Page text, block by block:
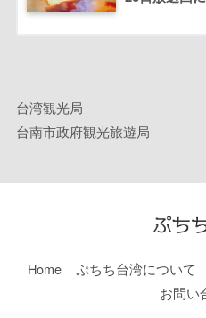
台湾観光局
台南市政府観光旅遊局
Home ぷちち台湾について
お問い